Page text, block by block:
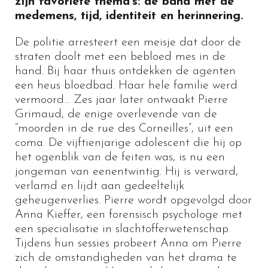
medemens, tijd, identiteit en herinnering.
De politie arresteert een meisje dat door de
straten doolt met een bebloed mes in de
hand. Bij haar thuis ontdekken de agenten
een heus bloedbad. Haar hele familie werd
vermoord… Zes jaar later ontwaakt Pierre
Grimaud, de enige overlevende van de
“moorden in de rue des Corneilles”, uit een
coma. De vijftienjarige adolescent die hij op
het ogenblik van de feiten was, is nu een
jongeman van eenentwintig. Hij is verward,
verlamd en lijdt aan gedeeltelijk
geheugenverlies. Pierre wordt opgevolgd door
Anna Kieffer, een forensisch psychologe met
een specialisatie in slachtofferwetenschap.
Tijdens hun sessies probeert Anna om Pierre
zich de omstandigheden van het drama te